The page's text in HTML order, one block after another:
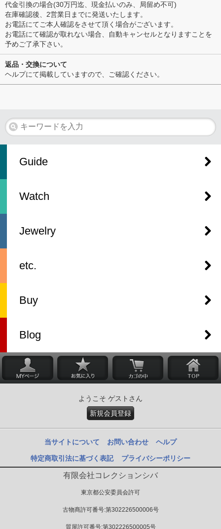
代金引換の場合(30万円迄、現金払いのみ、局留め不可)
在庫確認後、2営業日までに発送いたします。
お電話にてご本人確認をさせて頂く場合がございます。
お電話にて確認が取れない場合、自動キャンセルとなりますことを
予めご了承下さい。
返品・交換について
ヘルプにて掲載していますので、ご確認ください。
Guide
Watch
Jewelry
etc.
Buy
Blog
ようこそ ゲストさん
新規会員登録
当サイトについて お問い合わせ ヘルプ
特定商取引法に基づく表記 プライバシーポリシー
有限会社コレクションシバ
東京都公安委員会許可
古物商許可番号:第302226500006号
質屋許可番号:第302226500005号